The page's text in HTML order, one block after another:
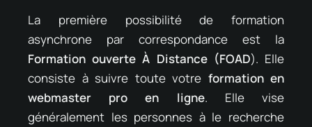
La première possibilité de formation
asynchrone par correspondance est la
Formation ouverte À Distance (FOAD). Elle
consiste à suivre toute votre formation en
webmaster pro en ligne. Elle vise
généralement les personnes à le recherche